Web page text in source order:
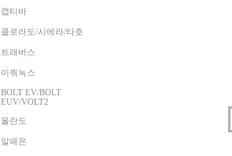
캡티바
콜로라도/시에라/타호
트래버스
이쿼녹스
BOLT EV/BOLT
EUV/VOLT2
올란도
알페온